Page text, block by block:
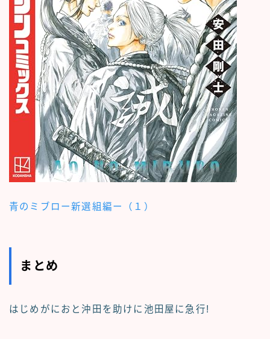
青のミブロー新選組編ー（１）
まとめ
はじめがにおと沖田を助けに池田屋に急行!